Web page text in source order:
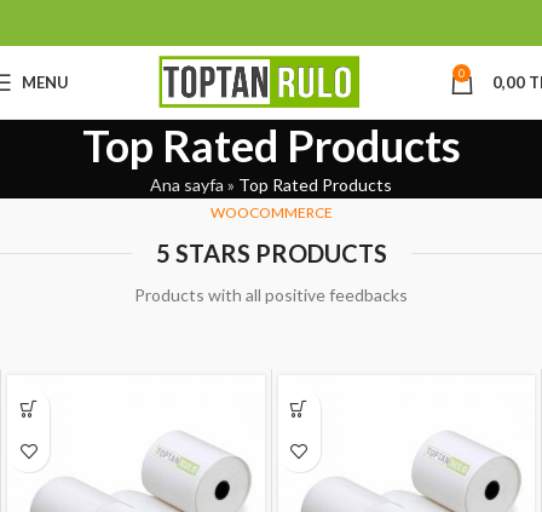
MENU 0 0,00
Top Rated Products
Ana sayfa » Top Rated Products
WOOCOMMERCE
5 STARS PRODUCTS
Products with all positive feedbacks